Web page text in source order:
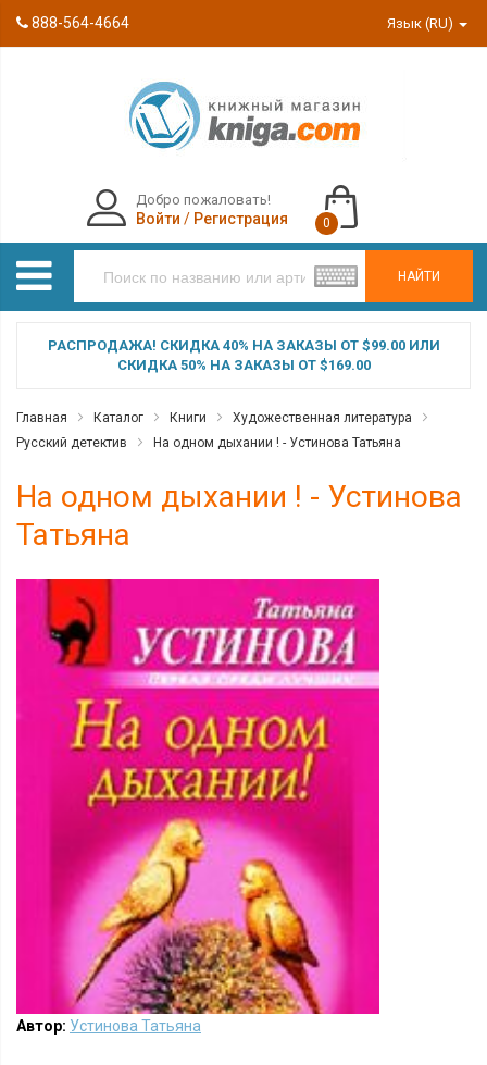
888-564-4664 Язык (RU)
НАЙТИ
Добро пожаловать!
Войти / Регистрация 0
РАСПРОДАЖА! СКИДКА 40% НА ЗАКАЗЫ ОТ $99.00 ИЛИ
СКИДКА 50% НА ЗАКАЗЫ ОТ $169.00
Главная Каталог Книги
Художественная литература
Русский детектив
На одном дыхании ! - Устинова Татьяна
На одном дыхании ! - Устинова
Татьяна
Автор: Устинова Татьяна